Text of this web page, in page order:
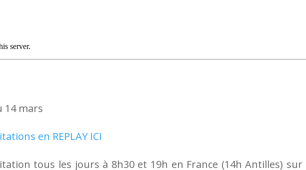
14 mars
en REPLAY ICI
tous les jours à 8h30 et 19h en France (14h Antilles) sur